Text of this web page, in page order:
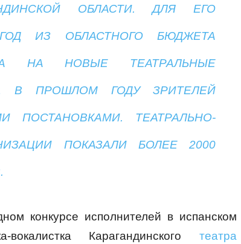
ОБЛАСТИ. ДЛЯ ЕГО
ИЗ ОБЛАСТНОГО БЮДЖЕТА
НА НОВЫЕ ТЕАТРАЛЬНЫЕ
В ПРОШЛОМ ГОДУ ЗРИТЕЛЕЙ
ПОСТАНОВКАМИ. ТЕАТРАЛЬНО-
ПОКАЗАЛИ БОЛЕЕ 2000
конкурсе исполнителей в испанском
вокалистка Карагандинского театра